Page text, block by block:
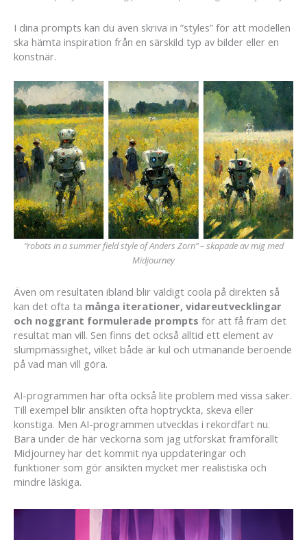
I dina prompts kan du även skriva in ”styles” för att modellen
ska hämta inspiration från en särskild typ av bilder eller en
konstnär.
”robots in a summer field style of Anders Zorn” – skapade av mig med
Midjourney
Även om resultaten ibland blir väldigt coola på direkten så
kan det ofta ta många iterationer, vidareutvecklingar
och noggrant formulerade prompts för att få fram det
resultat man vill. Sen finns det också alltid ett element av
slumpmässighet, vilket både är kul och utmanande beroende
på vad man vill göra.
AI-programmen har ofta också lite problem med vissa saker.
Till exempel blir ansikten ofta hoptryckta, skeva eller
konstiga. Men AI-programmen utvecklas i rekordfart nu.
Bara under de här veckorna som jag utforskat framförallt
Midjourney har det kommit nya uppdateringar och
funktioner som gör ansikten mycket mer realistiska och
mindre läskiga.